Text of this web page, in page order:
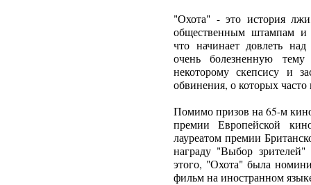
"Охота" - это история
общественным штампам и
что начинает довлеть
очень болезненную
некоторому скепсису и
обвинения, о которых часто
Помимо призов на 65-м
премии Европейской
лауреатом премии
награду "Выбор
этого, "Охота" была
фильм на иностранном